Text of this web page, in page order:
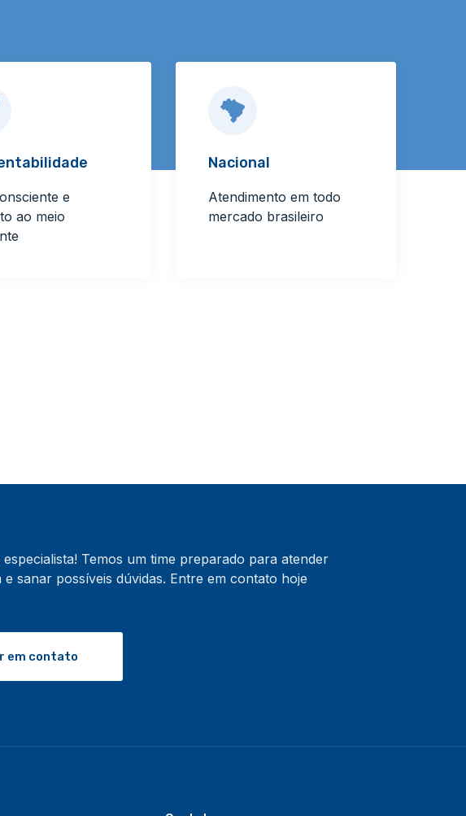
e
ao meio
Nacional
Atendimento em todo
mercado brasileiro
Temos um time preparado para atender
e sanar possíveis dúvidas. Entre em contato hoje
em contato